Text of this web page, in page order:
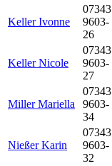
Keller Ivonne
07343
9603-
26
Keller Nicole
07343
9603-
27
Miller Mariella
07343
9603-
34
Nießer Karin
07343
9603-
32